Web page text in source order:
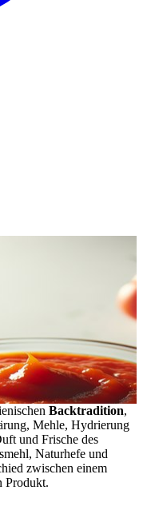
Backtradition,
Mehle, Hydrierung
und Frische des
Naturhefe und
zwischen einem
Produkt.